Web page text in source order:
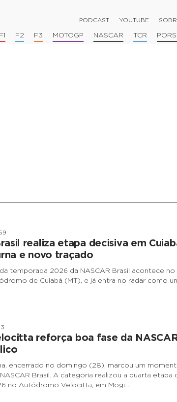
PODCAST YOUTUBE
F1 F2 F3 MOTOGP NASCAR TCR
realiza etapa decisiva em
e novo traçado
temporada 2026 da NASCAR Brasil acontece no
de Cuiabá (MT), e já entra no radar como
reforça boa fase da NASCAR
encerrado no domingo (28), marcou um
Brasil. A categoria realizou a quarta etapa
no Autódromo Velocitta, em Mogi…